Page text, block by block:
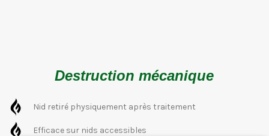
Destruction mécanique
Nid retiré physiquement après traitement
Efficace sur nids accessibles